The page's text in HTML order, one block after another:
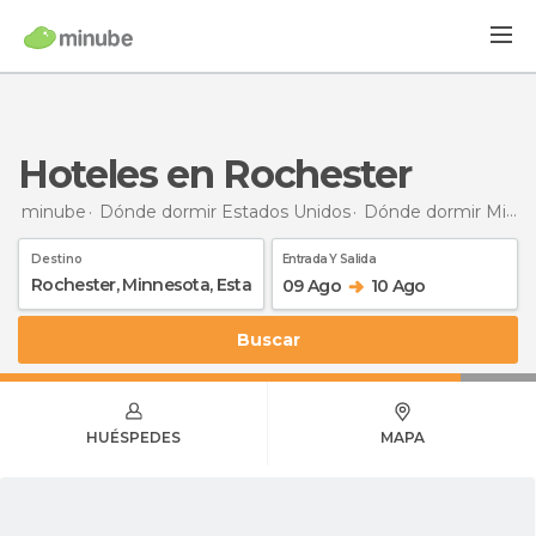
Hoteles en Rochester
minube Dónde dormir Estados Unidos Dónde dormir Minnesota
Destino Entrada Y Salida
09 Ago 10 Ago
Buscar
HUÉSPEDES MAPA